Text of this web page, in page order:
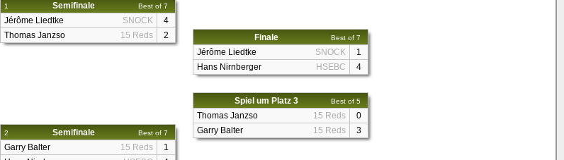
1 Semifinale Best of 7
Jérôme Liedtke SNOCK
4
Thomas Janzso
15 Reds 2
2 Semifinale Best of 7
Garry Balter 15 Reds
1
Finale Best of 7
Jérôme Liedtke SNOCK
1
Hans Nirnberger
HSEBC 4
Spiel um Platz 3 Best of 5
Thomas Janzso 15 Reds
0
Garry Balter
15 Reds 3